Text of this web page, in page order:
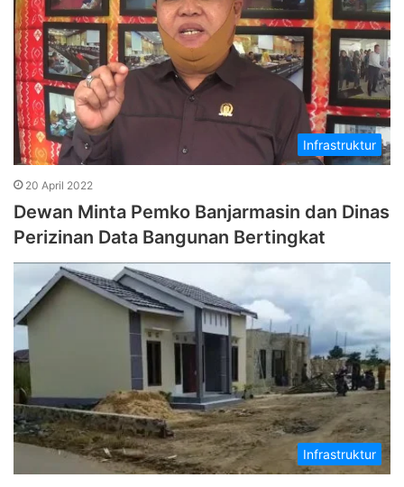
Infrastruktur
20 April 2022
Dewan Minta Pemko Banjarmasin dan Dinas
Perizinan Data Bangunan Bertingkat
Infrastruktur